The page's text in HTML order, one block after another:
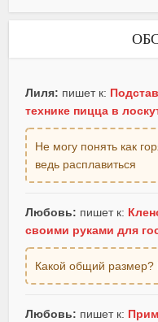
Лиля: пишет к:
технике пицца в
Не могу понять как
ведь расплавиться
Любовь: пишет к:
своими руками для
Какой общий размер?
Любовь: пишет к: